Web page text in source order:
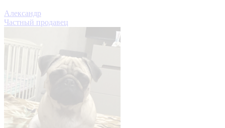
Александр
Частный продавец